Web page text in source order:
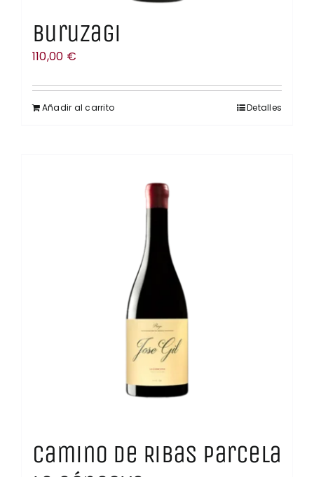
Buruzagi
110,00 €
Añadir al carrito Detalles
Camino de Ribas Parcela